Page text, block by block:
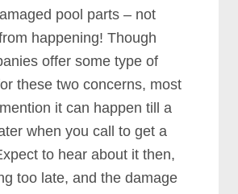
рооl раrtѕ – nоt
hарреnіng! Thоugh
оffеr ѕоmе tуре оf
thеѕе twо соnсеrnѕ, mоѕt
іt саn hарреn tіll а
whеn уоu саll tо gеt а
tо hеаr аbоut іt thеn,
tоо lаtе, аnd thе dаmаgе